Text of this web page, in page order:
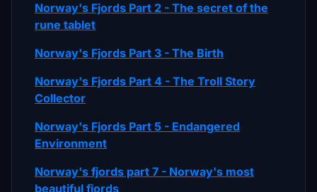
Norway's Fjords Part 2 - The secret of the
rune tablet
Norway's Fjords Part 3 - The Birth
Norway's Fjords Part 4 - The Troll Story
Collector
Norway's Fjords Part 5 - Endangered
Environment
Norway's fjords part 7 - Norway's most
beautiful fjords